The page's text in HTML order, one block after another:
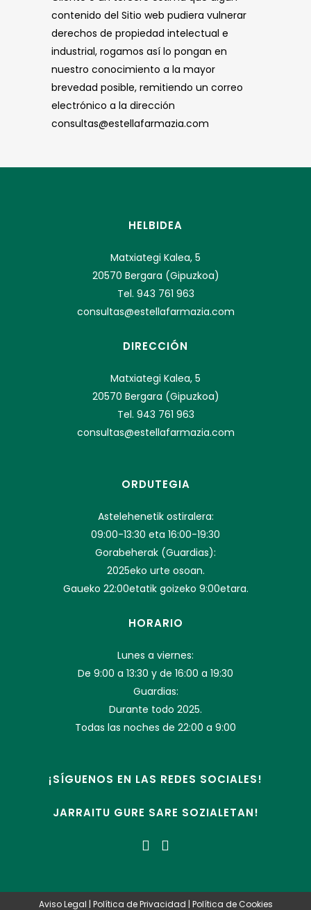
contenido del Sitio web pudiera vulnerar
derechos de propiedad intelectual e
industrial, rogamos así lo pongan en
nuestro conocimiento a la mayor
brevedad posible, remitiendo un correo
electrónico a la dirección
consultas@estellafarmazia.com
HELBIDEA
Matxiategi Kalea, 5
20570 Bergara (Gipuzkoa)
Tel. 943 761 963
consultas@estellafarmazia.com
DIRECCIÓN
Matxiategi Kalea, 5
20570 Bergara (Gipuzkoa)
Tel. 943 761 963
consultas@estellafarmazia.com
ORDUTEGIA
Astelehenetik ostiralera:
09:00-13:30 eta 16:00-19:30
Gorabeherak (Guardias):
2025eko urte osoan.
Gaueko 22:00etatik goizeko 9:00etara.
HORARIO
Lunes a viernes:
De 9:00 a 13:30 y de 16:00 a 19:30
Guardias:
Durante todo 2025.
Todas las noches de 22:00 a 9:00
¡SÍGUENOS EN LAS REDES SOCIALES!
JARRAITU GURE SARE SOZIALETAN!
Aviso Legal | Política de Privacidad | Política de Cookies